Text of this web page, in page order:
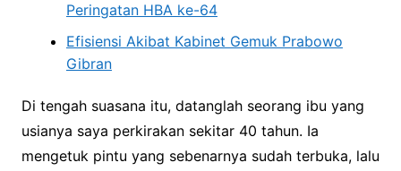
Peringatan HBA ke-64
Efisiensi Akibat Kabinet Gemuk Prabowo
Gibran
Di tengah suasana itu, datanglah seorang ibu yang
usianya saya perkirakan sekitar 40 tahun. Ia
mengetuk pintu yang sebenarnya sudah terbuka, lalu